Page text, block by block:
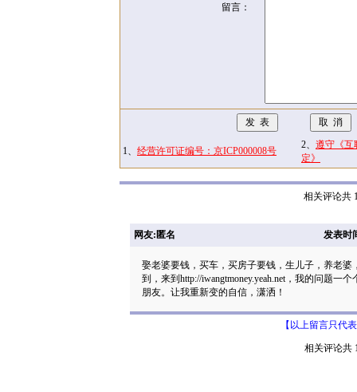
留言：
1、 经营许可证编号：京ICP000008号
2、 遵守《互
定》
相关评论共
网友:匿名 发表时
娶老婆要钱，买车，买房子要钱，生儿子，养老
到，来到http://iwangtmoney.yeah.net，我的问题
朋友。让我重新变的自信，潇洒！
【以上留言只代
相关评论共